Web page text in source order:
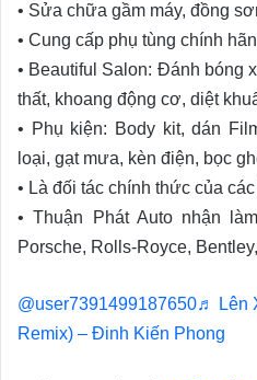
• Sửa chữa gầm máy, đồng
• Cung cấp phụ tùng chính
• Beautiful Salon: Đánh bóng
thất, khoang động cơ, diệt
• Phụ kiện: Body kit, dán
loại, gạt mưa, kèn điện, bọc
• Là đối tác chính thức của
• Thuận Phát Auto nhận
Porsche, Rolls-Royce,
@user7391499187650♬ Lên
Remix) – Đinh Kiến Phong